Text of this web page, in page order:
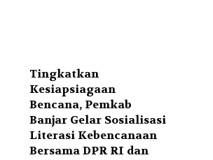
Tingkatkan
Kesiapsiagaan
Bencana, Pemkab
Banjar Gelar Sosialisasi
Literasi Kebencanaan
Bersama DPR RI dan